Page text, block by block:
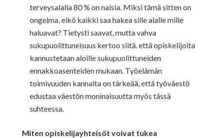
terveysalalla 80 % on naisia. Miksi tämä sitten on
ongelma, eikö kaikki saa hakea sille alalle mille
haluavat? Tietysti saavat, mutta vahva
sukupuolittuneisuus kertoo siitä. että opiskelijoita
kannustetaan aloille sukupuolittuneiden
ennakkoasenteiden mukaan. Työelämän
toimivuuden kannalta on tärkeää, että työväestö
edustaa väestön moninaisuutta myös tässä
suhteessa.
Miten opiskelijayhteisöt voivat tukea